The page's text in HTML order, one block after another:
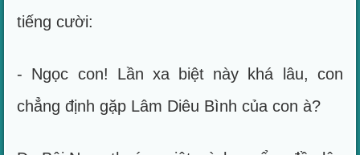
tiếng cười:
- Ngọc con! Lần xa biệt này khá lâu, con
chẳng định gặp Lâm Diêu Bình của con à?